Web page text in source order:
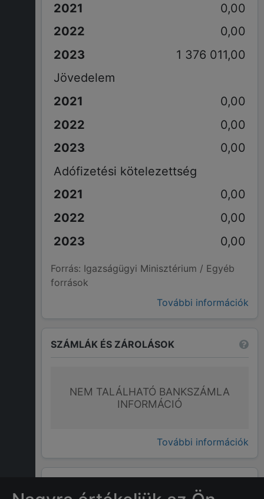
0,00
0,00
1 376 011,00
Jövedelem
0,00
0,00
0,00
Adófizetési kötelezettség
0,00
0,00
0,00
Forrás: Igazságügyi Minisztérium / Egyéb
források
További információk
SZÁMLÁK ÉS ZÁROLÁSOK
NEM TALÁLHATÓ BANKSZÁMLA
INFORMÁCIÓ
További információk